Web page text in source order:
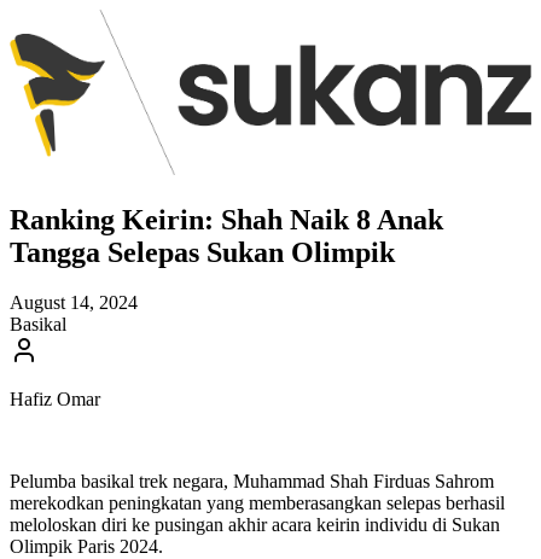
Ranking Keirin: Shah Naik 8 Anak
Tangga Selepas Sukan Olimpik
August 14, 2024
Basikal
Hafiz Omar
Pelumba basikal trek negara, Muhammad Shah Firduas Sahrom
merekodkan peningkatan yang memberasangkan selepas berhasil
meloloskan diri ke pusingan akhir acara keirin individu di Sukan
Olimpik Paris 2024.